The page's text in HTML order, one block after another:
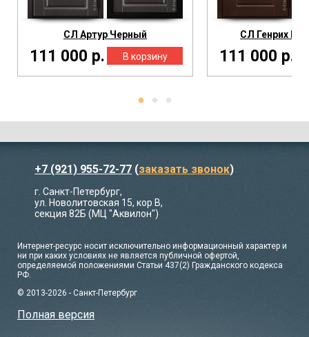
СЛ Артур Черный
111 000 р.
СЛ Генрих
111 000 р.
+7 (921) 955-72-77 (заказать звонок)
г. Санкт-Петербург,
ул. Новолитовская 15, кор В,
секция 82Б (МЦ "Аквилон")
Интернет-ресурс носит исключительно информационный характер и
ни при каких условиях не является публичной офертой,
определяемой положениями Статьи 437(2) Гражданского кодекса
РФ.
© 2013-2026 - Санкт-Петербург
Полная версия